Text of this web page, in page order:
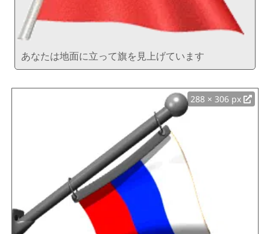
あなたは地面に立って旗を見上げています
288 × 306 px